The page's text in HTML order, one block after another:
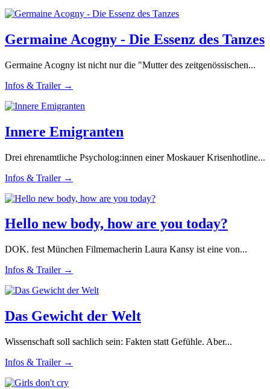
Germaine Acogny - Die Essenz des Tanzes
Germaine Acogny ist nicht nur die "Mutter des zeitgenössischen...
Infos & Trailer →
Innere Emigranten
Drei ehrenamtliche Psycholog:innen einer Moskauer Krisenhotline...
Infos & Trailer →
Hello new body, how are you today?
DOK. fest München Filmemacherin Laura Kansy ist eine von...
Infos & Trailer →
Das Gewicht der Welt
Wissenschaft soll sachlich sein: Fakten statt Gefühle. Aber...
Infos & Trailer →